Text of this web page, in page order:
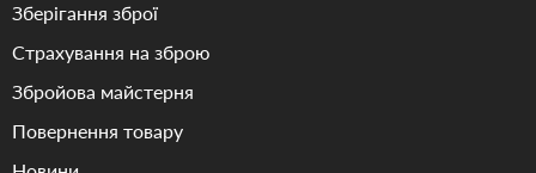
Зберігання зброї
Страхування на зброю
Збройова майстерня
Повернення товару